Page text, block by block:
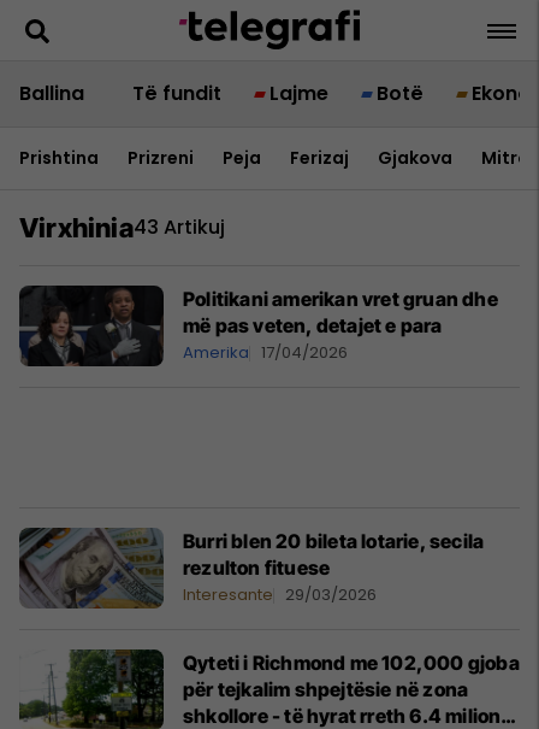
Ballina Të fundit Lajme Botë
Prishtina Prizreni Peja Ferizaj Gjakova
Virxhinia43 Artikuj
Politikani amerikan vret gruan dhe
më pas veten, detajet e para
Amerika 17/04/2026
Burri blen 20 bileta lotarie, secila
rezulton fituese
Interesante 29/03/2026
Qyteti i Richmond me 102,000 gjoba
për tejkalim shpejtësie në zona
shkollore - të hyrat rreth 6.4 milionë